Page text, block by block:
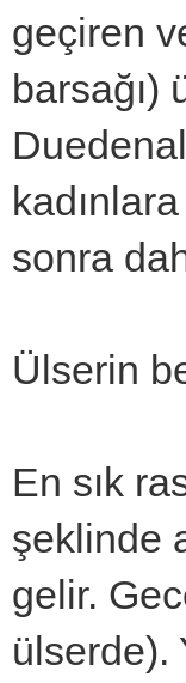
geçiren
barsağı)
sonra
Ülserin
En sık
şeklinde
gelir.
ülserde).